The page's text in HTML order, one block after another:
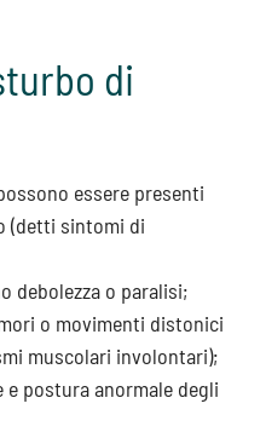
di
essere presenti
(detti sintomi di
debolezza o paralisi;
o movimenti distonici
muscolari involontari);
e postura anormale degli